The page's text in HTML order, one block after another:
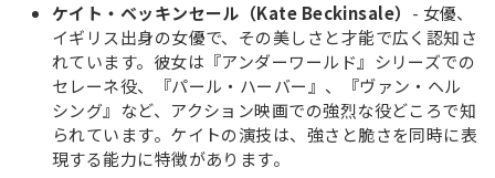
ケイト・ベッキンセール（Kate Beckinsale） - 女優、
イギリス出身の女優で、その美しさと才能で広く認知さ
れています。彼女は『アンダーワールド』シリーズでの
セレーネ役、『パール・ハーバー』、『ヴァン・ヘル
シング』など、アクション映画での強烈な役どころで知
られています。ケイトの演技は、強さと脆さを同時に表
現する能力に特徴があります。